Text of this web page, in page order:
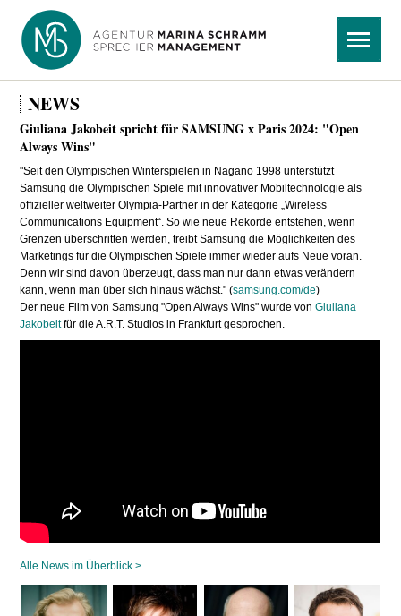
Navigation
überspringen
NEWS
Giuliana Jakobeit spricht für SAMSUNG x Paris 2024: "Open
Always Wins"
"Seit den Olympischen Winterspielen in Nagano 1998 unterstützt
Samsung die Olympischen Spiele mit innovativer Mobiltechnologie als
offizieller weltweiter Olympia-Partner in der Kategorie „Wireless
Communications Equipment“. So wie neue Rekorde entstehen, wenn
Grenzen überschritten werden, treibt Samsung die Möglichkeiten des
Marketings für die Olympischen Spiele immer wieder aufs Neue voran.
Denn wir sind davon überzeugt, dass man nur dann etwas verändern
kann, wenn man über sich hinaus wächst." (samsung.com/de)
Der neue Film von Samsung "Open Always Wins" wurde vonGiuliana
Jakobeitfür die A.R.T. Studios in Frankfurt gesprochen.
Alle News im Überblick >
Navigation
überspringen